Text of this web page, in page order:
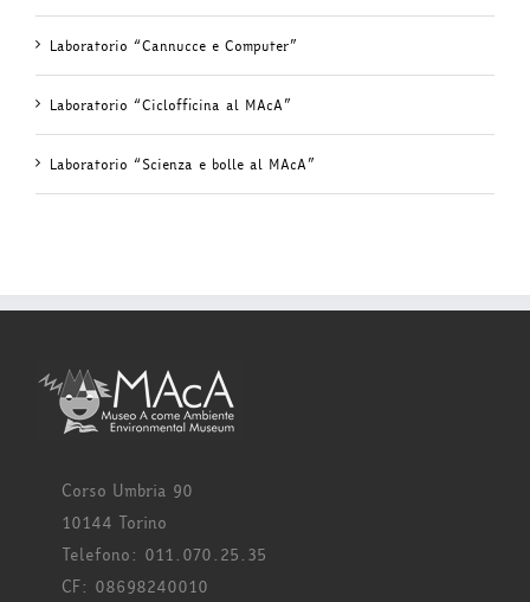
Laboratorio “Cannucce e Computer”
Laboratorio “Ciclofficina al MAcA”
Laboratorio “Scienza e bolle al MAcA”
Corso Umbria 90
10144 Torino
Telefono: 011.070.25.35
CF: 08698240010